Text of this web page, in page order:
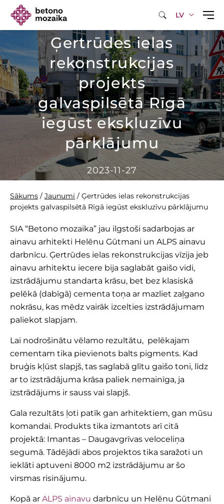
LV
Ģertrūdes ielas
rekonstrukcijas
projekts
galvaspilsētā Rīgā
iegūst ekskluzīvu
pārklājumu
2023-11-27
Sākums / Jaunumi / Ģertrūdes ielas rekonstrukcijas
projekts galvaspilsētā Rīgā iegūst ekskluzīvu pārklājumu
SIA “Betono mozaika” jau ilgstoši sadarbojas ar
ainavu arhitekti Helēnu Gūtmani un ALPS ainavu
darbnīcu. Ģertrūdes ielas rekonstrukcijas vīzija jeb
ainavu arhitektu iecere bija saglabāt gaišo vidi,
izstrādājumu standarta krāsu, bet bez klasiskā
pelēkā (dabīgā) cementa toņa ar mazliet zaļgano
nokrāsu, kas mēdz vairāk izcelties izstrādājumam
paliekot slapjam.
Lai nodrošinātu vēlamo rezultātu, pelēkajam
cementam tika pievienots balts pigments. Kad
bruģis kļūst slapjš, tas saglabā glītu gaišo toni, līdz
ar to izstrādājuma krāsa paliek nemainīga, ja
izstrādājums ir sauss vai slapjš.
Gala rezultāts ļoti patīk gan arhitektiem, gan mūsu
komandai. Produkts tika izmantots arī citā
projektā: Imantas – Daugavgrīvas veloceliņa
segumā. Tādējādi abos projektos tika saražoti un
ieklāti aptuveni 8000 m2 izstrādājumu ar šo
virsmas risinājumu.
Kopā ar ALPS ainavu darbnīcu un Helēnu Gūtmani